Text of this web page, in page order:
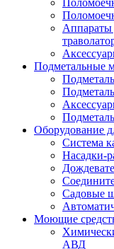
Аппараты
Подметальные
Оборудование
Система
Насадки-
Садовые
Моющие
АВД